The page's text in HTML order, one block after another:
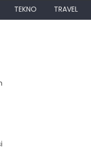
TEKNO TRAVEL